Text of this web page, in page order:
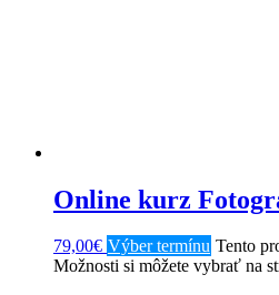
Online kurz
79,00€ Výber termínu Tento
Možnosti si môžete vybrať na